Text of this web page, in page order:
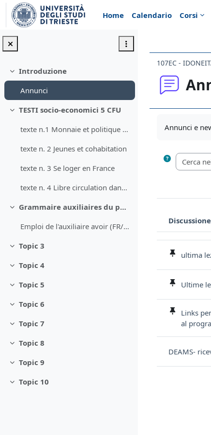
Vai al contenuto principale
Home
Calendario Corsi
Minimizza
Introduzione
Annunci
Minimizza
TESTI socio-economici 5 CFU
texte n.1 Monnaie et politique monétaire
texte n. 2 Jeunes et cohabitation
texte n. 3 Se loger en France
texte n. 4 Libre circulation dans l'UE
Minimizza
Grammaire auxiliaires du passé composé
Emploi de l'auxiliaire avoir (FR/IT)
Minimizza
Topic 3
Minimizza
Topic 4
Minimizza
Topic 5
Minimizza
Topic 6
Minimizza
Topic 7
Minimizza
Topic 8
Minimizza
Topic 9
Minimizza
Topic 10
107EC -
Annunci e
Stato
Discussione
ultima
Ultime
Links
al
DEAMS-